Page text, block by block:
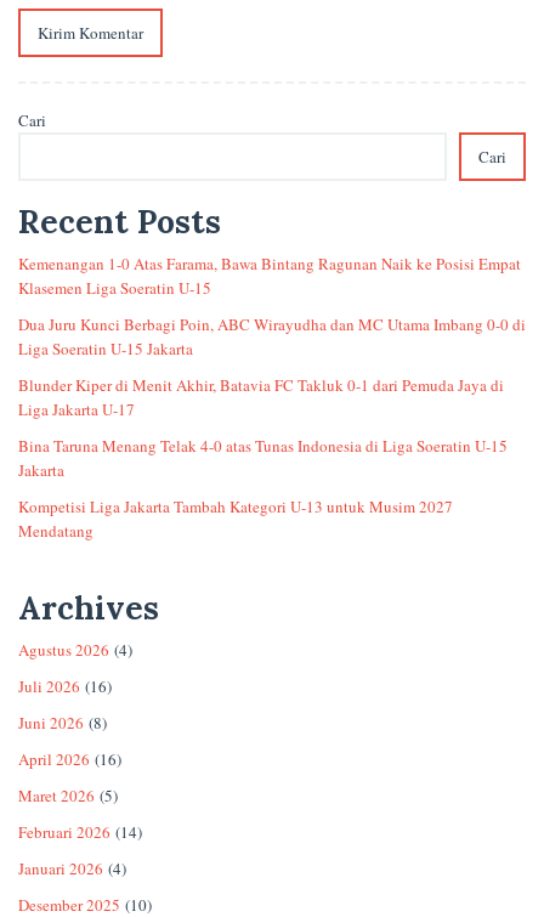
Cari
Cari
Recent Posts
Kemenangan 1-0 Atas Farama, Bawa Bintang Ragunan Naik ke Posisi Empat
Klasemen Liga Soeratin U-15
Dua Juru Kunci Berbagi Poin, ABC Wirayudha dan MC Utama Imbang 0-0 di
Liga Soeratin U-15 Jakarta
Blunder Kiper di Menit Akhir, Batavia FC Takluk 0-1 dari Pemuda Jaya di
Liga Jakarta U-17
Bina Taruna Menang Telak 4-0 atas Tunas Indonesia di Liga Soeratin U-15
Jakarta
Kompetisi Liga Jakarta Tambah Kategori U-13 untuk Musim 2027
Mendatang
Archives
Agustus 2026 (4)
Juli 2026 (16)
Juni 2026 (8)
April 2026 (16)
Maret 2026 (5)
Februari 2026 (14)
Januari 2026 (4)
Desember 2025 (10)